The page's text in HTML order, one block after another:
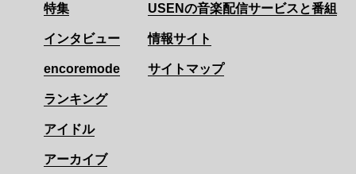
特集
インタビュー
encoremode
ランキング
アイドル
アーカイブ
USENの音楽配信サービスと番組
情報サイト
サイトマップ